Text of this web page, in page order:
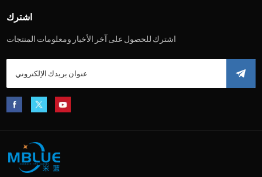
اشترك
اشترك للحصول على آخر الأخبار ومعلومات المنتجات